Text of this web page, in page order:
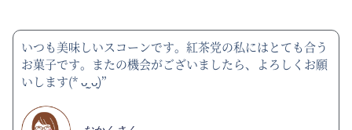
いつも美味しいスコーンです。紅茶党の私にはとても合う
お菓子です。またの機会がございましたら、よろしくお願
いします(* ᴗ͈ˬᴗ͈)”